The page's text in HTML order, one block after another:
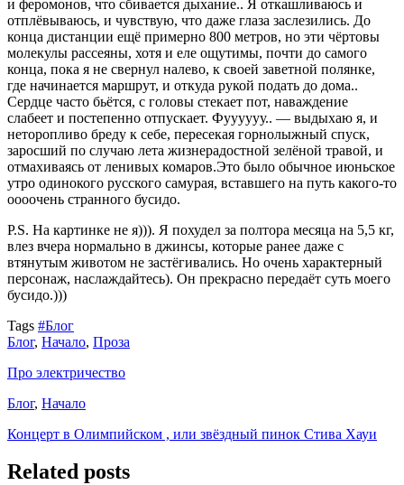
и феромонов, что сбивается дыхание.. Я откашливаюсь и
отплёвываюсь, и чувствую, что даже глаза заслезились. До
конца дистанции ещё примерно 800 метров, но эти чёртовы
молекулы рассеяны, хотя и еле ощутимы, почти до самого
конца, пока я не свернул налево, к своей заветной полянке,
где начинается маршрут, и откуда рукой подать до дома..
Сердце часто бьётся, с головы стекает пот, наваждение
слабеет и постепенно отпускает. Фуууууу.. — выдыхаю я, и
неторопливо бреду к себе, пересекая горнолыжный спуск,
заросший по случаю лета жизнерадостной зелёной травой, и
отмахиваясь от ленивых комаров.Это было обычное июньское
утро одинокого русского самурая, вставшего на путь какого-то
оооочень странного бусидо.
P.S. На картинке не я))). Я похудел за полтора месяца на 5,5 кг,
влез вчера нормально в джинсы, которые ранее даже с
втянутым животом не застёгивались. Но очень характерный
персонаж, наслаждайтесь). Он прекрасно передаёт суть моего
бусидо.)))
Tags #Блог
Блог, Начало, Проза
Про электричество
Блог, Начало
Концерт в Олимпийском , или звёздный пинок Стива Хауи
Related posts